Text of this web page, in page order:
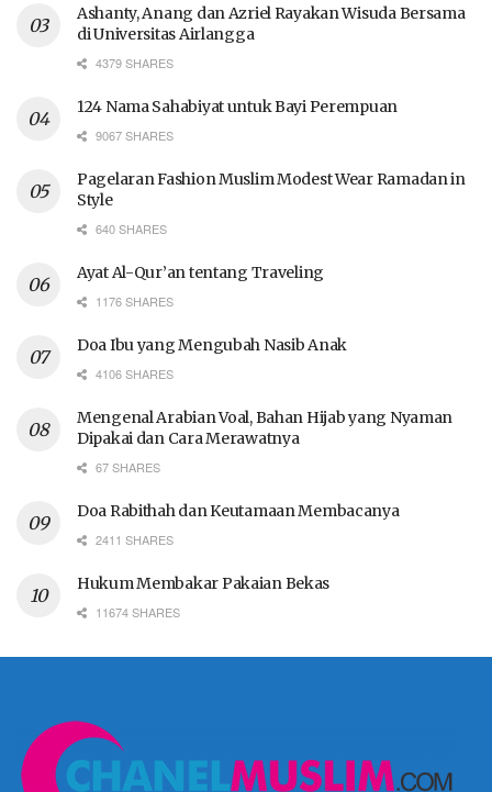
Ashanty, Anang dan Azriel Rayakan Wisuda Bersama
di Universitas Airlangga
4379 SHARES
124 Nama Sahabiyat untuk Bayi Perempuan
9067 SHARES
Pagelaran Fashion Muslim Modest Wear Ramadan in
Style
640 SHARES
Ayat Al-Qur’an tentang Traveling
1176 SHARES
Doa Ibu yang Mengubah Nasib Anak
4106 SHARES
Mengenal Arabian Voal, Bahan Hijab yang Nyaman
Dipakai dan Cara Merawatnya
67 SHARES
Doa Rabithah dan Keutamaan Membacanya
2411 SHARES
Hukum Membakar Pakaian Bekas
11674 SHARES